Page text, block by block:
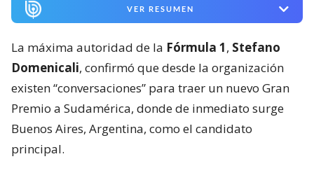
VER RESUMEN
La máxima autoridad de la Fórmula 1, Stefano
Domenicali, confirmó que desde la organización
existen “conversaciones” para traer un nuevo Gran
Premio a Sudamérica, donde de inmediato surge
Buenos Aires, Argentina, como el candidato
principal.